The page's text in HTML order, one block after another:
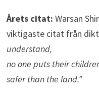
Årets citat: Warsan
viktigaste citat från
understand,
no one puts their
safer than the land.”